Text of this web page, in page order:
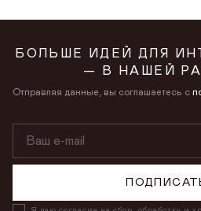
БОЛЬШЕ ИДЕЙ ДЛЯ
— В НАШЕЙ
Отправляя данные, вы соглашаетесь с